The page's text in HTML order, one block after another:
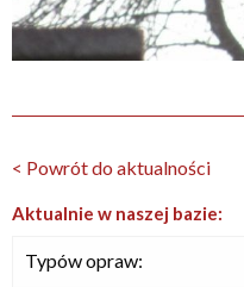
< Powrót do aktualności
Aktualnie w naszej bazie:
Typów opraw: